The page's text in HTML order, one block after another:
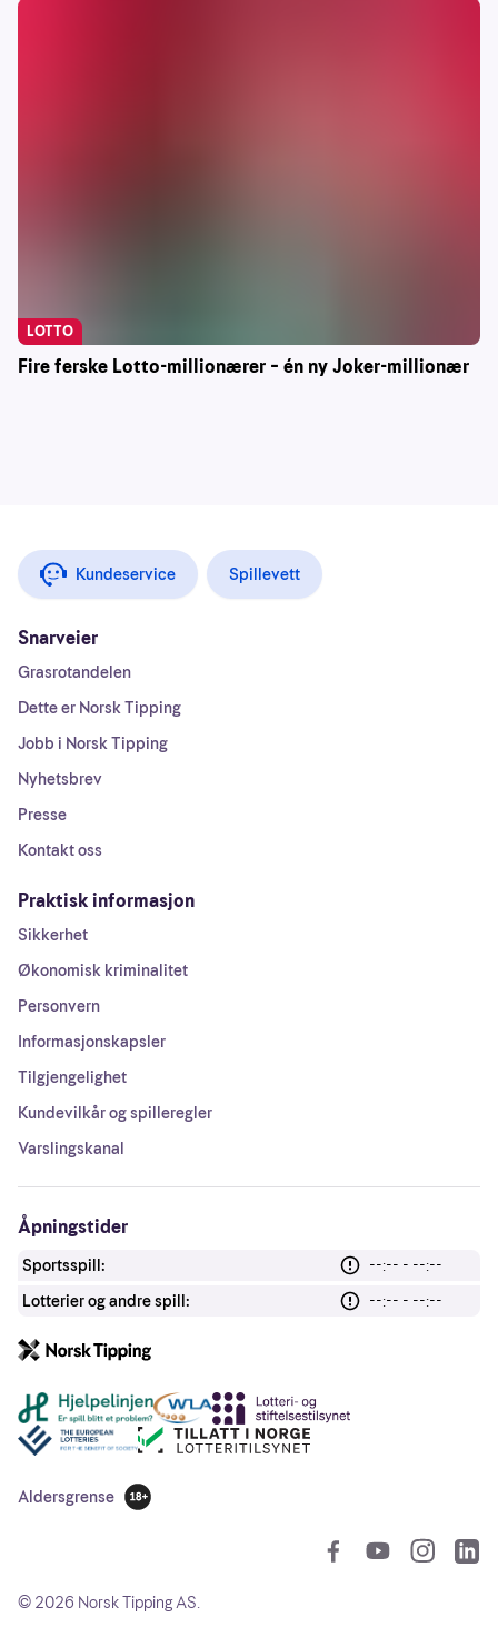
Fire ferske Lotto-millionærer – én ny Joker-millionær
LOTTO
Kundeservice Spillevett
Snarveier
Grasrotandelen
Dette er Norsk Tipping
Jobb i Norsk Tipping
Nyhetsbrev
Presse
Kontakt oss
Praktisk informasjon
Sikkerhet
Økonomisk kriminalitet
Personvern
Informasjonskapsler
Tilgjengelighet
Kundevilkår og spilleregler
Varslingskanal
Åpningstider
Sportsspill:
--:-- - --:--
Lotterier og andre spill:
--:-- - --:--
Andre lenker
Aldersgrense
18 år
© 2026 Norsk Tipping AS.